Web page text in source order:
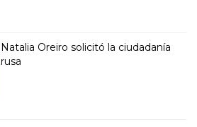
Natalia Oreiro solicitó la ciudadanía
rusa